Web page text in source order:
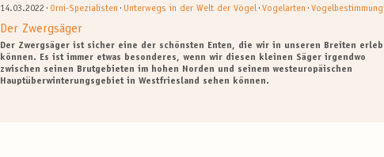
14.03.2022 · Orni-Spezialisten · Unterwegs in der Welt der Vögel·Vogelarten ·Vogelbestimmung
Der Zwergsäger
Der Zwergsäger ist sicher eine der schönsten Enten, die wir in unseren Breiten
können. Es ist immer etwas besonderes, wenn wir diesen kleinen Säger irgendwo
zwischen seinen Brutgebieten im hohen Norden und seinem westeuropäischen
Hauptüberwinterungsgebiet in Westfriesland sehen können.